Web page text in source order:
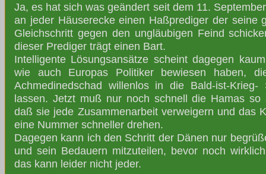
Ja, es hat sich was geändert seit dem 11.
an jeder Häuserecke einen Haßprediger der seine
Gleichschritt gegen den ungläubigen Feind
dieser Prediger trägt einen Bart.
Intelligente Lösungsansätze scheint dagegen
wie auch Europas Politiker bewiesen haben,
Achmedinedschad willenlos in die Bald-ist-Krieg-
lassen. Jetzt muß nur noch schnell die Hamas so
daß sie jede Zusammenarbeit verweigern und das
eine Nummer schneller drehen.
Dagegen kann ich den Schritt der Dänen nur
und sein Bedauern mitzuteilen, bevor noch
das kann leider nicht jeder.